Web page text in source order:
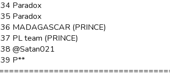
Paradox
Paradox
MADAGASCAR (PRINCE)
PL team (PRINCE)
@Satan021
P**